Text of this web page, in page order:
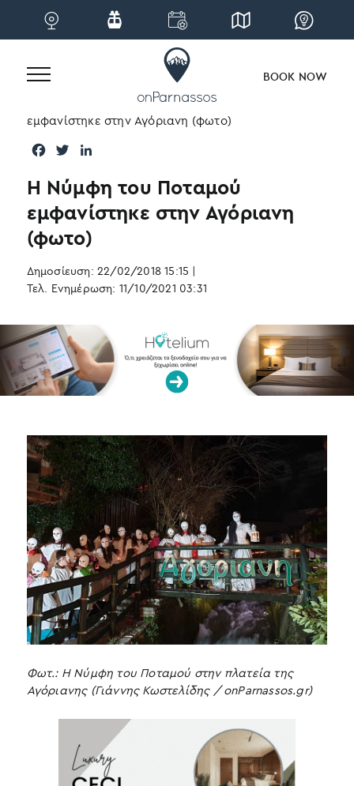
content
BOOK NOW
Η Νύμφη του Ποταμού
εμφανίστηκε στην Αγόριανη
(φωτο)
Δημοσίευση: 22/02/2018 15:15 |
Τελ. Ενημέρωση: 11/10/2021 03:31
|Η Νύμφη του Ποταμού
εμφανίστηκε στην Αγόριανη (φωτο)
c
b
o
k
i
t
t
e
n
k
e
n
Φωτ.: Η Νύμφη του Ποταμού στην πλατεία της
Αγόριανης (Γιάννης Κωστελίδης / onParnassos.gr)